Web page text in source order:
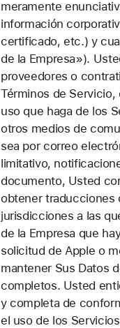
meramente
información
certificado, etc.) y
de la Empresa»).
proveedores o
Términos de
uso que haga de los
otros medios de
sea por correo
limitativo,
documento, Usted
obtener traducciones
jurisdicciones a las
de la Empresa que
solicitud de Apple o
mantener Sus Datos
completos. Usted
y completa de
el uso de los